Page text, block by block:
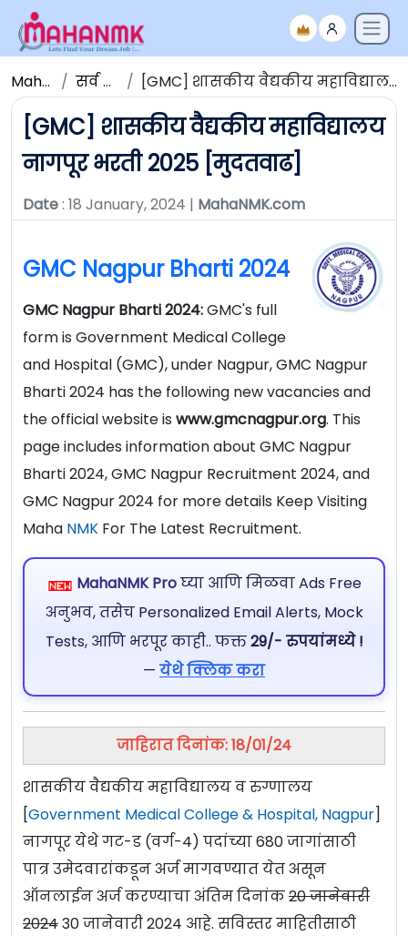
Maha NMK सर्व जाहिराती [GMC] शासकीय वैद्यकीय महाविद्यालय नागपूर भरती 2025 [मुदतवाढ]
[GMC] शासकीय वैद्यकीय महाविद्यालय
नागपूर भरती 2025 [मुदतवाढ]
Date: 18 January, 2024 | MahaNMK.com
GMC Nagpur Bharti 2024
GMC Nagpur Bharti 2024:GMC's full
form is Government Medical College
and Hospital (GMC), under Nagpur, GMC Nagpur
Bharti 2024 has the following new vacancies and
the official website is www.gmcnagpur.org. This
page includes information about GMC Nagpur
Bharti 2024, GMC Nagpur Recruitment 2024, and
GMC Nagpur 2024 for more details Keep Visiting
Maha NMK For The Latest Recruitment.
MahaNMK Proघ्या आणि मिळवा Ads Free
अनुभव, तसेच Personalized Email Alerts, Mock
Tests, आणि भरपूर काही.. फक्त29/- रुपयांमध्ये !
— येथे क्लिक करा
जाहिरात दिनांक: 18/01/24
शासकीय वैद्यकीय महाविद्यालय व रुग्णालय
[Government Medical College & Hospital, Nagpur]
नागपूर येथे गट-ड (वर्ग-4) पदांच्या 680 जागांसाठी
पात्र उमेदवारांकडून अर्ज मागवण्यात येत असून
ऑनलाईन अर्ज करण्याचा अंतिम दिनांक20 जानेवारी
202430 जानेवारी 2024 आहे. सविस्तर माहितीसाठी